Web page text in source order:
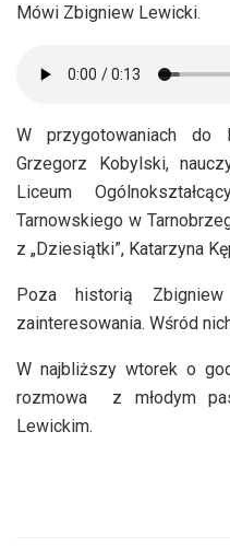
Mówi Zbigniew Lewicki.
W przygotowaniach do
Grzegorz Kobylski,
Liceum
Tarnowskiego w
z „Dziesiątki”, Katarzyna
Poza historią
zainteresowania. Wśród
W najbliższy wtorek o
rozmowa z młodym
Lewickim.